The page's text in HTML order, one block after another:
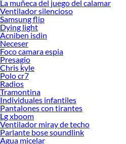
La muñeca del juego del calamar
Ventilador silencioso
Samsung flip
Dying light
Acniben isdin
Neceser
Foco camara espia
Presagio
Chris kyle
Polo cr7
Radios
Tramontina
Individuales infantiles
Pantalones con tirantes
Lg xboom
Ventilador miray de techo
Parlante bose soundlink
Agua micelar